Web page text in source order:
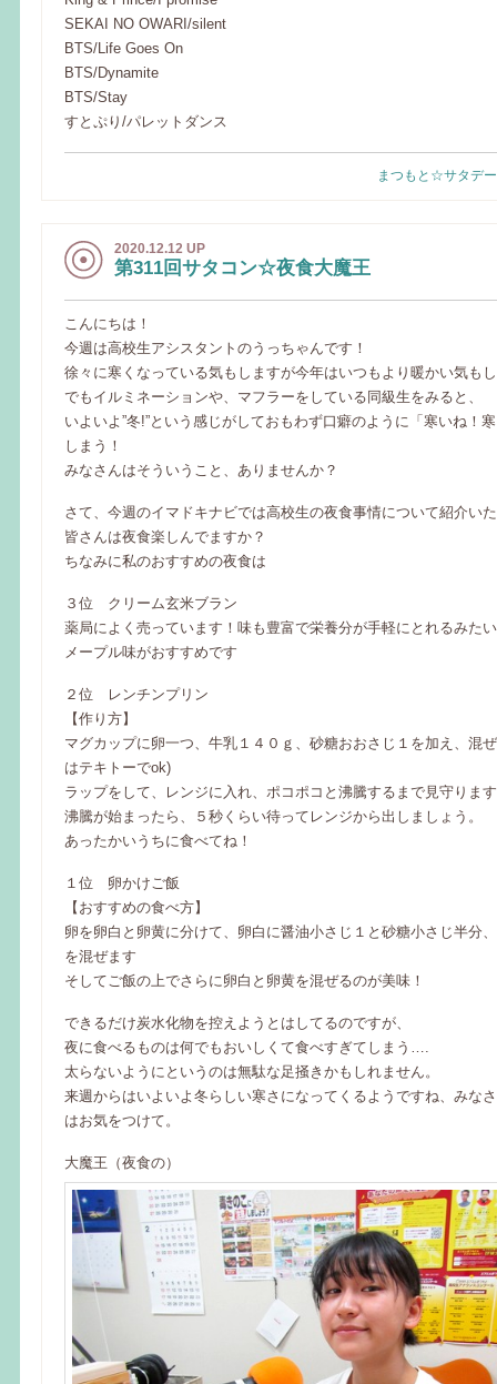
SEKAI NO OWARI/silent
BTS/Life Goes On
BTS/Dynamite
BTS/Stay
すとぷり/パレットダンス
まつもと☆サタデ
2020.12.12 UP
第311回サタコン☆夜食大魔王
こんにちは！
今週は高校生アシスタントのうっちゃんです！
徐々に寒くなっている気もしますが今年はいつもより暖かい気も
でもイルミネーションや、マフラーをしている同級生をみると、
いよいよ”冬!”という感じがしておもわず口癖のように「寒いね！
しまう！
みなさんはそういうこと、ありませんか？
さて、今週のイマドキナビでは高校生の夜食事情について紹介い
皆さんは夜食楽しんでますか？
ちなみに私のおすすめの夜食は
３位 クリーム玄米ブラン
薬局によく売っています！味も豊富で栄養分が手軽にとれるみた
メープル味がおすすめです
２位 レンチンプリン
【作り方】
マグカップに卵一つ、牛乳１４０ｇ、砂糖おおさじ１を加え、混
はテキトーでok)
ラップをして、レンジに入れ、ポコポコと沸騰するまで見守りま
沸騰が始まったら、５秒くらい待ってレンジから出しましょう。
あったかいうちに食べてね！
１位 卵かけご飯
【おすすめの食べ方】
卵を卵白と卵黄に分けて、卵白に醤油小さじ１と砂糖小さじ半分
を混ぜます
そしてご飯の上でさらに卵白と卵黄を混ぜるのが美味！
できるだけ炭水化物を控えようとはしてるのですが、
夜に食べるものは何でもおいしくて食べすぎてしまう….
太らないようにというのは無駄な足掻きかもしれません。
来週からはいよいよ冬らしい寒さになってくるようですね、みな
はお気をつけて。
大魔王（夜食の）